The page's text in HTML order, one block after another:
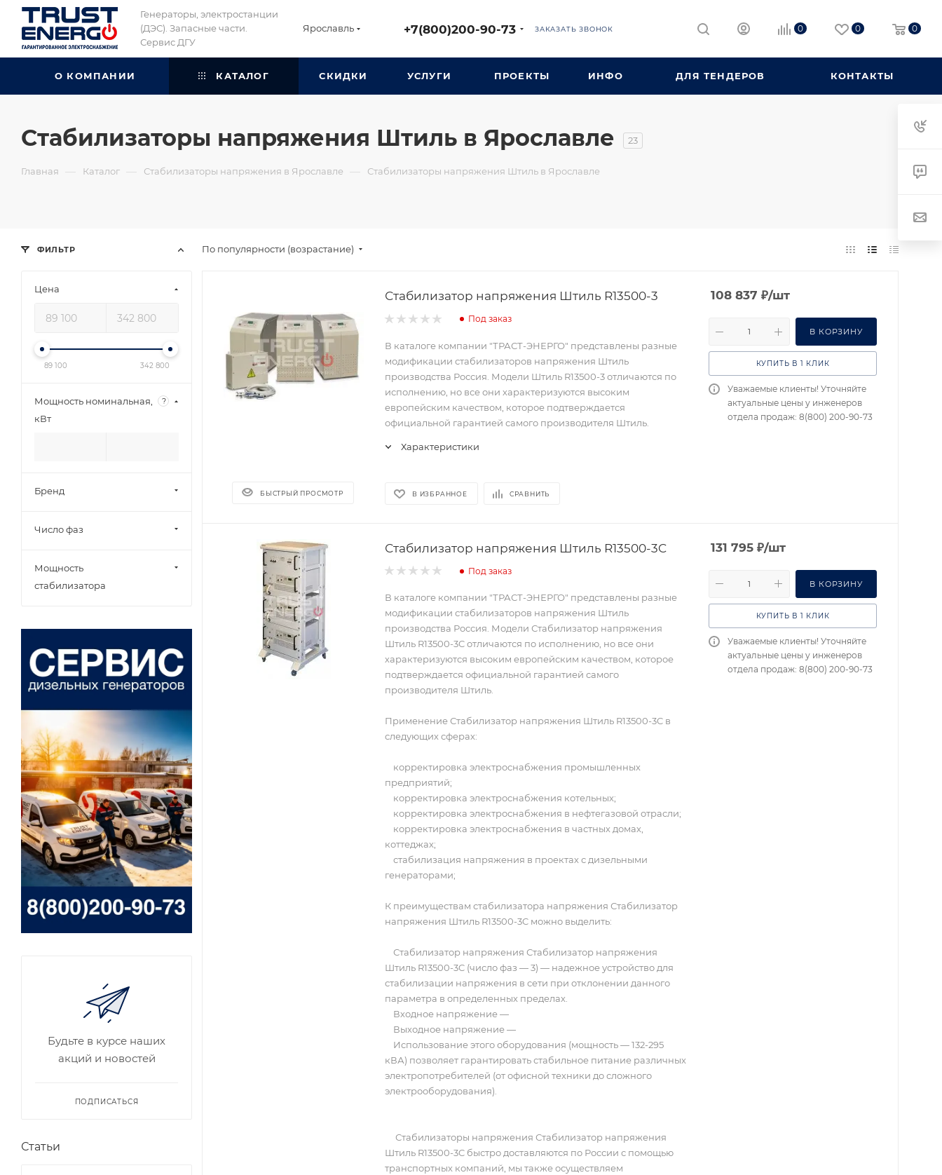
Генераторы, электростанции
(ДЭС). Запасные части.
Сервис ДГУ
Ярославль +7(800)200-90-73 ЗАКАЗАТЬ ЗВОНОК 0 0 0
О КОМПАНИИ КАТАЛОГ СКИДКИ УСЛУГИ ПРОЕКТЫ ИНФО ДЛЯ ТЕНДЕРОВ КОНТАКТЫ
Стабилизаторы напряжения Штиль в Ярославле 23
Главная — Каталог — Стабилизаторы напряжения в Ярославле — Стабилизаторы напряжения Штиль в Ярославле
По популярности (возрастание)
БЫСТРЫЙ ПРОСМОТР
Стабилизатор напряжения Штиль R13500-3
Под заказ
В каталоге компании "ТРАСТ-ЭНЕРГО" представлены разные
модификации стабилизаторов напряжения Штиль
производства Россия. Модели Штиль R13500-3 отличаются по
исполнению, но все они характеризуются высоким
европейским качеством, которое подтверждается
официальной гарантией самого производителя Штиль.
Характеристики
В ИЗБРАННОЕ СРАВНИТЬ
108 837 ₽/шт
В КОРЗИНУ
КУПИТЬ В 1 КЛИК
Уважаемые клиенты! Уточняйте
актуальные цены у инженеров
отдела продаж: 8(800) 200-90-73
Стабилизатор напряжения Штиль R13500-3C
Под заказ
В каталоге компании "ТРАСТ-ЭНЕРГО" представлены разные
модификации стабилизаторов напряжения Штиль
производства Россия. Модели Стабилизатор напряжения
Штиль R13500-3C отличаются по исполнению, но все они
характеризуются высоким европейским качеством, которое
подтверждается официальной гарантией самого
производителя Штиль.
Применение Стабилизатор напряжения Штиль R13500-3C в
следующих сферах:
корректировка электроснабжения промышленных
предприятий;
корректировка электроснабжения котельных;
корректировка электроснабжения в нефтегазовой отрасли;
корректировка электроснабжения в частных домах,
коттеджах;
стабилизация напряжения в проектах с дизельными
генераторами;
К преимуществам стабилизатора напряжения Стабилизатор
напряжения Штиль R13500-3C можно выделить:
Стабилизатор напряжения Стабилизатор напряжения
Штиль R13500-3C (число фаз — 3) — надежное устройство для
стабилизации напряжения в сети при отклонении данного
параметра в определенных пределах.
Входное напряжение —
Выходное напряжение —
Использование этого оборудования (мощность — 132-295
кВА) позволяет гарантировать стабильное питание различных
электропотребителей (от офисной техники до сложного
электрооборудования).
Стабилизаторы напряжения Стабилизатор напряжения
Штиль R13500-3C быстро доставляются по России с помощью
транспортных компаний, мы также осуществляем
131 795 ₽/шт
В КОРЗИНУ
КУПИТЬ В 1 КЛИК
Уважаемые клиенты! Уточняйте
актуальные цены у инженеров
отдела продаж: 8(800) 200-90-73
ФИЛЬТР
Цена
89 100 342 800
Мощность номинальная,
кВт
?
Бренд
Число фаз
Мощность
стабилизатора
Будьте в курсе наших
акций и новостей
ПОДПИСАТЬСЯ
Статьи